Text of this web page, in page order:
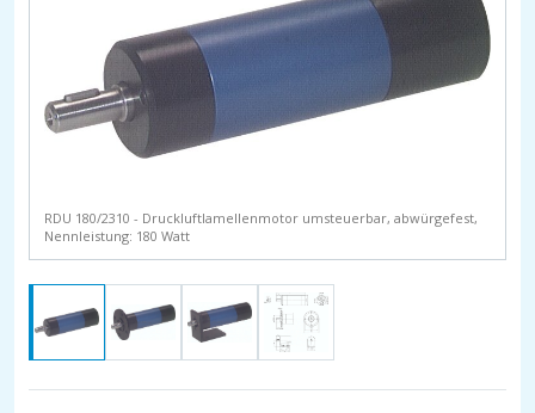
RDU 180/2310 - Druckluftlamellenmotor umsteuerbar, abwürgefest,
Nennleistung: 180 Watt